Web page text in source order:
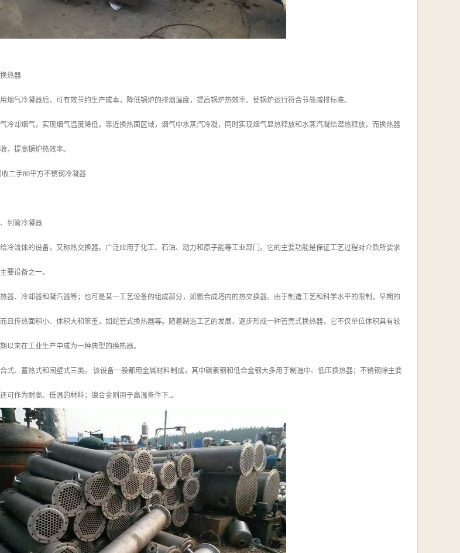
热器
烟气冷凝器后，可有效节约生产成本，降低锅炉的排烟温度，提高锅炉热效率。使锅炉运行符合节能减排标准。
冷却烟气，实现烟气温度降低，靠近换热面区域，烟气中水蒸汽冷凝，同时实现烟气显热释放和水蒸汽凝结潜热释放，而换热器
，提高锅炉热效率。
二手80平方不锈钢冷凝器
列管冷凝器
冷流体的设备，又称热交换器。广泛应用于化工、石油、动力和原子能等工业部门。它的主要功能是保证工艺过程对介质所要求
要设备之一。
器、冷却器和凝汽器等；也可是某一工艺设备的组成部分，如氨合成塔内的热交换器。由于制造工艺和科学水平的限制，早期的
且传热面积小、体积大和笨重，如蛇管式换热器等。随着制造工艺的发展，逐步形成一种管壳式换热器，它不仅单位体积具有较
以来在工业生产中成为一种典型的换热器。
式、蓄热式和间壁式三类。 该设备一般都用金属材料制成，其中碳素钢和低合金钢大多用于制造中、低压换热器；不锈钢除主要
可作为耐高、低温的材料；镍合金则用于高温条件下.。